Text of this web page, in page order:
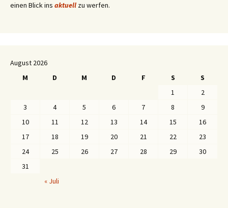
einen Blick ins aktuell zu werfen.
August 2026
M
D M D F S
S
1
2
3
4 5 6 7 8
9
10
11 12 13 14 15
16
17
18 19 20 21 22
23
24
25 26 27 28 29
30
31
« Juli